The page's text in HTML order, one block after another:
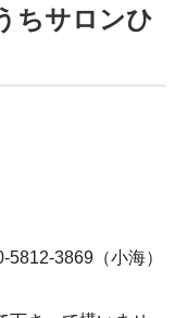
ちサロンひ
3869（小海）